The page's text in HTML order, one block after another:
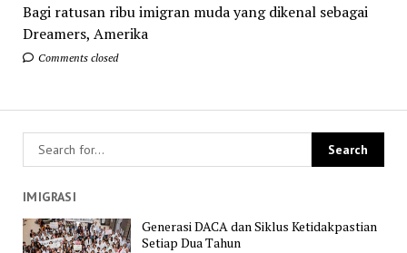
Bagi ratusan ribu imigran muda yang dikenal sebagai
Dreamers, Amerika
Comments closed
IMIGRASI
Generasi DACA dan Siklus Ketidakpastian
Setiap Dua Tahun